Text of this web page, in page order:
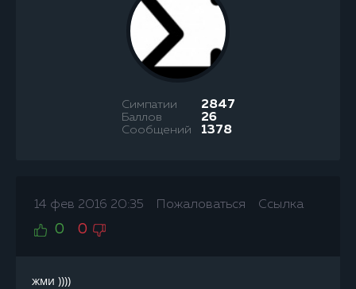
Симпатии 2847
Баллов 26
Сообщений 1378
14 фев 2016 20:35 Пожаловаться Ссылка
0 0
жми ))))